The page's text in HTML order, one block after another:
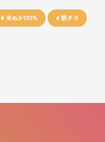
米ぬか100% 駅チカ